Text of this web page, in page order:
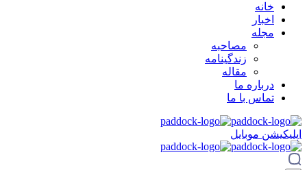
خانه
اخبار
مجله
مصاحبه
زندگینامه
مقاله
درباره ما
تماس با ما
اپلیکیشن موبایل